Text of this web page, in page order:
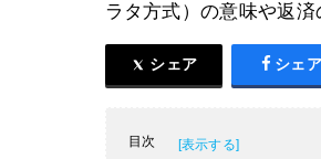
ラタ方式）の意味や返済
シェア シェア
目次